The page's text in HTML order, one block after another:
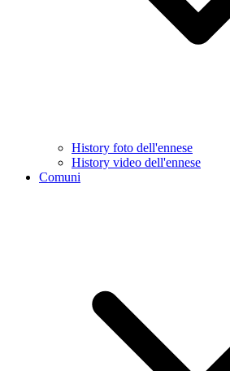
History foto dell'ennese
History video dell'ennese
Comuni